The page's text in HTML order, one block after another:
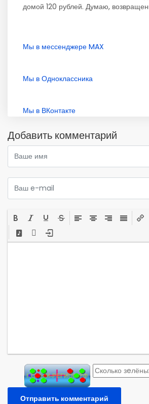
домой 120 рублей. Думаю,
Мы в мессенджере MAX
Мы в Одноклассника
Мы в ВКонтакте
Добавить комментарий
Отправить комментарий